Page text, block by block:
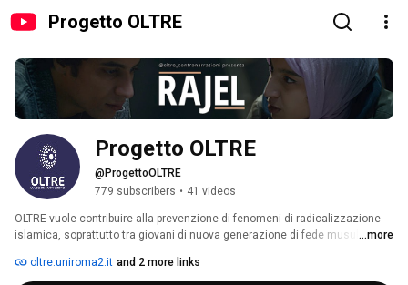
Progetto OLTRE
Progetto OLTRE
@ProgettoOLTRE
779 subscribers • 41 videos
OLTRE vuole contribuire alla prevenzione di fenomeni di radicalizzazione
islamica, soprattutto tra giovani di nuova generazione di fede musulmana.
attività diverse quali: ricerca-azione, workshops, laboratori creativi, una
...more
oltre.uniroma2.it and 2 more links